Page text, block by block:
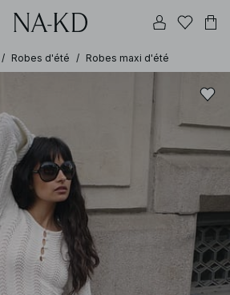
/ Robes d'été / Robes maxi d'été